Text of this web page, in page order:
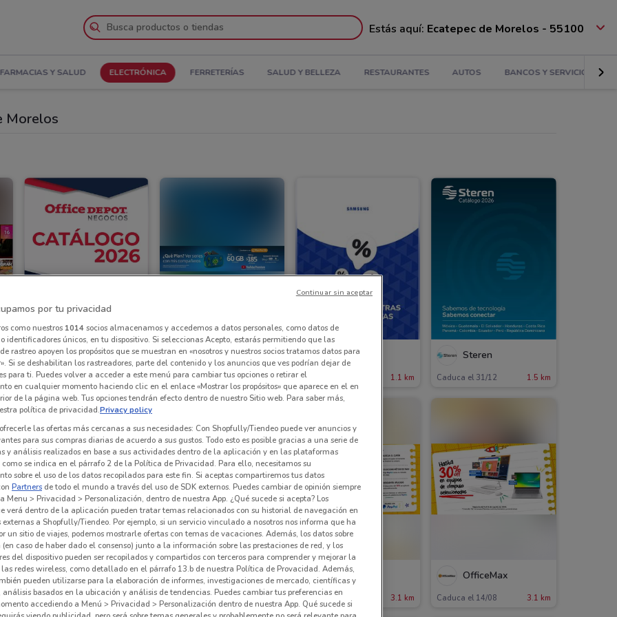
Estás aquí: Ecatepec de Morelos - 55100
FARMACIAS Y SALUD ELECTRÓNICA FERRETERÍAS SALUD Y BELLEZA RESTAURANTES AUTOS BANCOS Y SERVICIOS
Morelos
Office Depot
Caduca el 31/12 2.4 km
Movistar
Caduca el 20/09 2.5 km
Samsung
1.1 km
Steren
Caduca el 31/12 1.5 km
Office Depot
Caduca el 06/09 2.4 km
RadioShack
Caduca el 31/03 2.5 km
OfficeMax
Caduca el 14/08 3.1 km
OfficeMax
Caduca el 14/08 3.1 km
por tu privacidad
como nuestros 1014socios almacenamos y accedemos a datos personales, como datos de
identificadores únicos, en tu dispositivo. Si seleccionas Acepto, estarás permitiendo que las
rastreo apoyen los propósitos que se muestran en «nosotros y nuestros socios tratamos datos para
Si se deshabilitan los rastreadores, parte del contenido y los anuncios que ves podrían dejar de
para ti. Puedes volver a acceder a este menú para cambiar tus opciones o retirar el
en cualquier momento haciendo clic en el enlace «Mostrar los propósitos» que aparece en el en
de la página web. Tus opciones tendrán efecto dentro de nuestro Sitio web. Para saber más,
política de privacidad.Privacy policy
las ofertas más cercanas a sus necesidades: Con Shopfully/Tiendeo puede ver anuncios y
para sus compras diarias de acuerdo a sus gustos. Todo esto es posible gracias a una serie de
y análisis realizados en base a sus actividades dentro de la aplicación y en las plataformas
como se indica en el párrafo 2 de la Política de Privacidad. Para ello, necesitamos su
sobre el uso de los datos recopilados para este fin. Si aceptas compartiremos tus datos
Partners de todo el mundo a través del uso de SDK externos. Puedes cambiar de opinión siempre
Menu > Privacidad > Personalización, dentro de nuestra App. ¿Qué sucede si acepta? Los
verá dentro de la aplicación pueden tratar temas relacionados con su historial de navegación en
a Shopfully/Tiendeo. Por ejemplo, si un servicio vinculado a nosotros nos informa que ha
un sitio de viajes, podemos mostrarle ofertas con temas de vacaciones. Además, los datos sobre
caso de haber dado el consenso) junto a la información sobre las prestaciones de red, y los
del dispositivo pueden ser recopilados y compartidos con terceros para comprender y mejorar la
las redes wireless, como detallado en el párrafo 13.b de nuestra Política de Provacidad. Además,
pueden utilizarse para la elaboración de informes, investigaciones de mercado, científicas y
análisis basados en la ubicación y análisis de tendencias. Puedes cambiar tus preferencias en
accediendo a Menú > Privacidad > Personalización dentro de nuestra App. Qué sucede si
Continuar sin aceptar